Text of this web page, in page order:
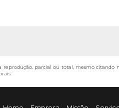
reprodução, parcial ou total, mesmo citando
.